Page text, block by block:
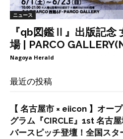
ニュース
『qb図鑑Ⅱ』出版記念
場 | PARCO
Nagoya Herald
最近の投稿
【 名古屋市 × eiicon 】オー
グラム『CIRCLE』1st 名古
バースピッチ登壇！全国ス